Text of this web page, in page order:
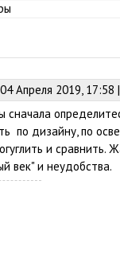
Апреля 2019,
сначала
по дизайну, по
и сравнить.
век" и неудобства.